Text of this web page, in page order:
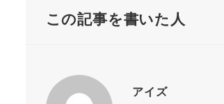
この記事を書いた人
アイズ